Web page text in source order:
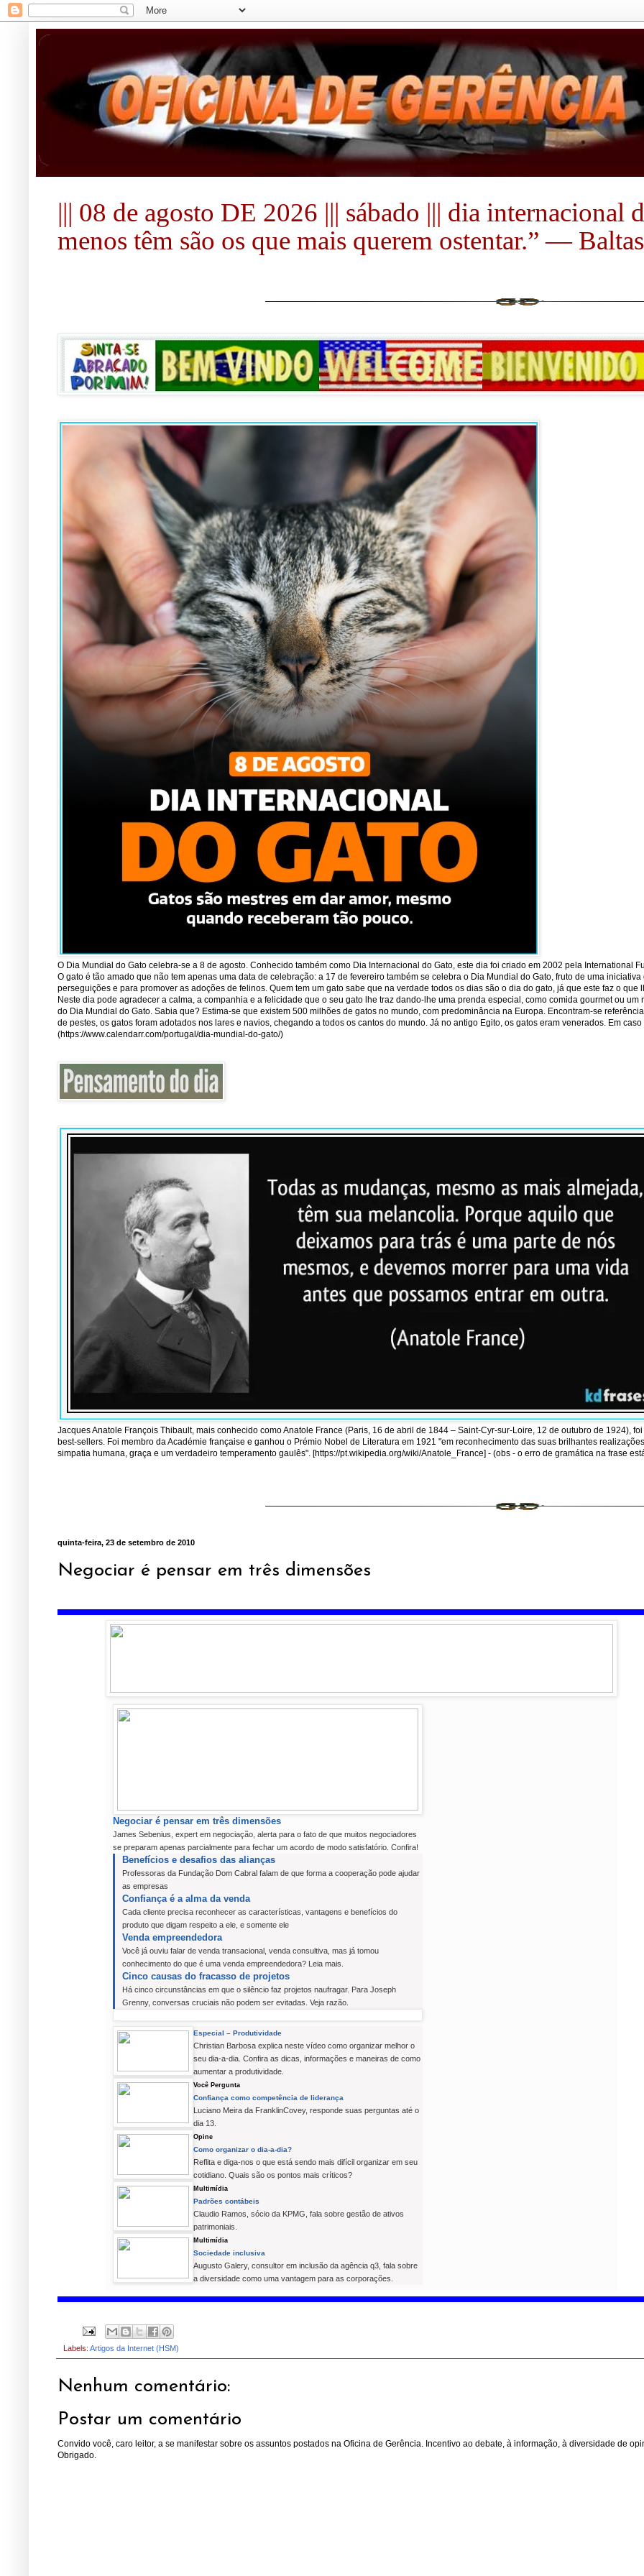
||| 08 de agosto DE 2026 ||| sábado ||| dia internacional
menos têm são os que mais querem ostentar.” ―
O Dia Mundial do Gato celebra-se a 8 de agosto. Conhecido também como Dia Internacional do Gato, este dia foi criado em 2002 pela International
O gato é tão amado que não tem apenas uma data de celebração: a 17 de fevereiro também se celebra o Dia Mundial do Gato, fruto de uma
perseguições e para promover as adoções de felinos. Quem tem um gato sabe que na verdade todos os dias são o dia do gato, já que este faz o
Neste dia pode agradecer a calma, a companhia e a felicidade que o seu gato lhe traz dando-lhe uma prenda especial, como comida gourmet ou
do Dia Mundial do Gato. Sabia que? Estima-se que existem 500 milhões de gatos no mundo, com predominância na Europa. Encontram-se
de pestes, os gatos foram adotados nos lares e navios, chegando a todos os cantos do mundo. Já no antigo Egito, os gatos eram venerados. Em
(https://www.calendarr.com/portugal/dia-mundial-do-gato/)
Jacques Anatole François Thibault, mais conhecido como Anatole France (Paris, 16 de abril de 1844 – Saint-Cyr-sur-Loire, 12 de outubro de 1924),
best-sellers. Foi membro da Académie française e ganhou o Prémio Nobel de Literatura em 1921 "em reconhecimento das suas brilhantes
simpatia humana, graça e um verdadeiro temperamento gaulês". [https://pt.wikipedia.org/wiki/Anatole_France] - (obs - o erro de gramática na frase
quinta-feira, 23 de setembro de 2010
Negociar é pensar em três dimensões
Negociar é pensar em três dimensões
James Sebenius, expert em negociação, alerta para o fato de que muitos negociadores
se preparam apenas parcialmente para fechar um acordo de modo satisfatório. Confira!
Benefícios e desafios das alianças
Professoras da Fundação Dom Cabral falam de que forma a cooperação pode ajudar
as empresas
Confiança é a alma da venda
Cada cliente precisa reconhecer as características, vantagens e benefícios do
produto que digam respeito a ele, e somente ele
Venda empreendedora
Você já ouviu falar de venda transacional, venda consultiva, mas já tomou
conhecimento do que é uma venda empreendedora? Leia mais.
Cinco causas do fracasso de projetos
Há cinco circunstâncias em que o silêncio faz projetos naufragar. Para Joseph
Grenny, conversas cruciais não podem ser evitadas. Veja razão.
Especial – Produtividade
Christian Barbosa explica neste vídeo como organizar melhor o
seu dia-a-dia. Confira as dicas, informações e maneiras de como
aumentar a produtividade.
Você Pergunta
Confiança como competência de liderança
Luciano Meira da FranklinCovey, responde suas perguntas até o
dia 13.
Opine
Como organizar o dia-a-dia?
Reflita e diga-nos o que está sendo mais difícil organizar em seu
cotidiano. Quais são os pontos mais críticos?
Multimídia
Padrões contábeis
Claudio Ramos, sócio da KPMG, fala sobre gestão de ativos
patrimoniais.
Multimídia
Sociedade inclusiva
Augusto Galery, consultor em inclusão da agência q3, fala sobre
a diversidade como uma vantagem para as corporações.
Labels: Artigos da Internet (HSM)
Nenhum comentário:
Postar um comentário
Convido você, caro leitor, a se manifestar sobre os assuntos postados na Oficina de Gerência. Incentivo ao debate, à informação, à diversidade de
Obrigado.